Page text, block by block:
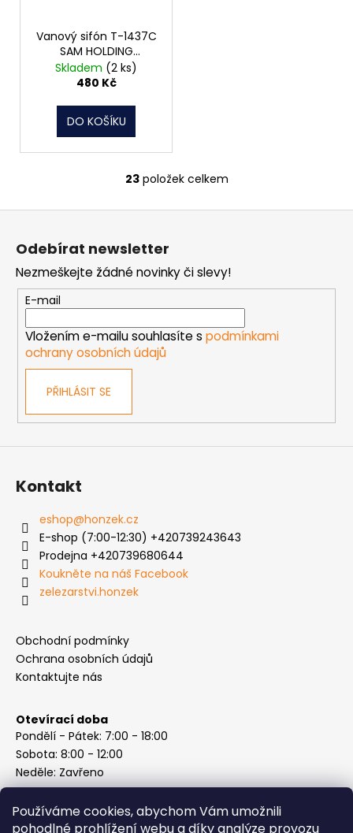
Používáme cookies, abychom Vám umožnili
pohodlné prohlížení webu a díky analýze provozu
Vanový sifón T-1437C
SAM HOLDING
chromovaná miska
Skladem (2 ks)
480 Kč
DO KOŠÍKU
O
v
a
c
í
p
r
ý
p
23položek celkem
Odebírat newsletter
Nezmeškejte žádné novinky či slevy!
E-mail
Vložením e-mailu souhlasíte s podmínkami
ochrany osobních údajů
PŘIHLÁSIT SE
Kontakt
eshop@honzek.cz
E-shop (7:00-12:30) +420739243643
Prodejna +420739680644
Koukněte na náš Facebook
zelezarstvi.honzek
Obchodní podmínky
Ochrana osobních údajů
Kontaktujte nás
Otevírací doba
Pondělí - Pátek: 7:00 - 18:00
Sobota: 8:00 - 12:00
Neděle: Zavřeno